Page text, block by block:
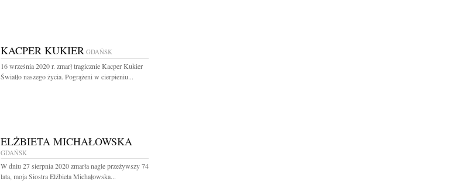
KACPER KUKIER GDAŃSK
16 września 2020 r. zmarł tragicznie Kacper Kukier
Światło naszego życia. Pogrążeni w cierpieniu...
ELŻBIETA MICHAŁOWSKA
GDAŃSK
W dniu 27 sierpnia 2020 zmarła nagle przeżywszy 74
lata, moja Siostra Elżbieta Michałowska...